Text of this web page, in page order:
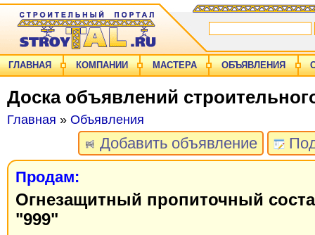
ГЛАВНАЯ КОМПАНИИ МАСТЕРА ОБЪЯВЛЕНИЯ
Доска объявлений
Главная » Объявления
Добавить объявление
Продам:
Огнезащитный пропиточный
"999"